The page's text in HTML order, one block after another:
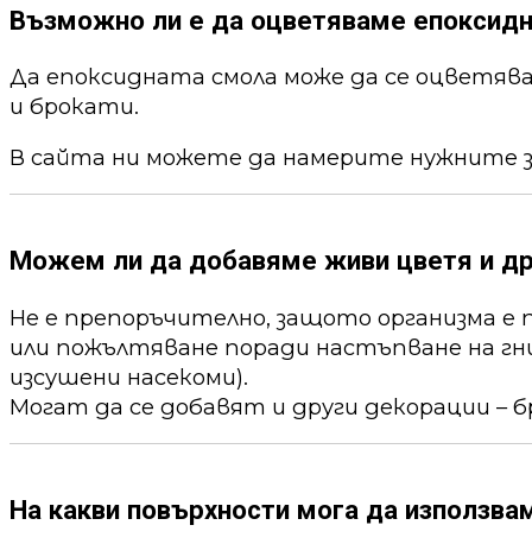
Възможно ли е да оцветяваме
Да епоксидната смола може да се
и брокати.
В сайта ни можете да намерите нужните
Можем ли да добавяме живи цветя и
Не е препоръчително, защото организма
или пожълтяване поради настъпване на
изсушени насекоми).
Могат да се добавят и други декорации –
На какви повърхности мога да